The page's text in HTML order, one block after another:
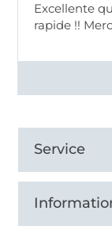
Excellente
rapide !!
Voir tous
Service